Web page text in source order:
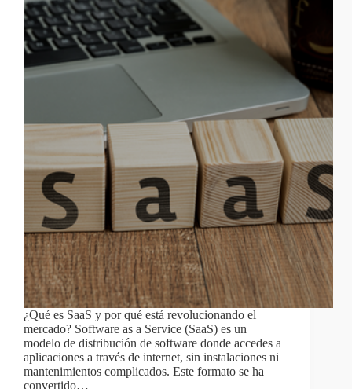
¿Qué es SaaS y por qué está revolucionando el
mercado? Software as a Service (SaaS) es un
modelo de distribución de software donde accedes a
aplicaciones a través de internet, sin instalaciones ni
mantenimientos complicados. Este formato se ha
convertido…